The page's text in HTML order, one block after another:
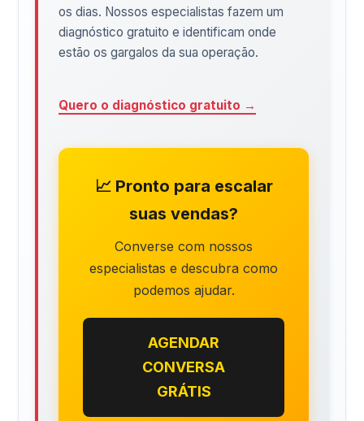
os dias. Nossos especialistas fazem um
diagnóstico gratuito e identificam onde
estão os gargalos da sua operação.
Quero o diagnóstico gratuito →
📈 Pronto para escalar
suas vendas?
Converse com nossos
especialistas e descubra como
podemos ajudar.
AGENDAR
CONVERSA
GRÁTIS